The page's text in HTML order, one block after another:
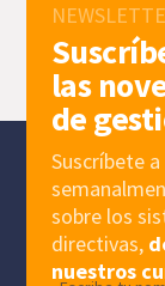
las
de
Suscríbete
sobre los
directivas,
nuestros